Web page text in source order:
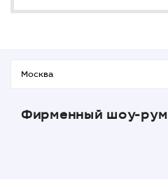
Фирменный шоу-рум